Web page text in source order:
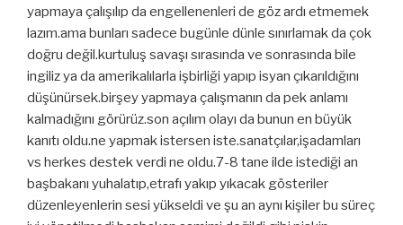
yapmaya çalışılıp da engellenenleri de göz ardı etmemek
lazım.ama bunları sadece bugünle dünle sınırlamak da çok
doğru değil.kurtuluş savaşı sırasında ve sonrasında bile
ingiliz ya da amerikalılarla işbirliği yapıp isyan çıkarıldığını
düşünürsek.birşey yapmaya çalışmanın da pek anlamı
kalmadığını görürüz.son açılım olayı da bunun en büyük
kanıtı oldu.ne yapmak istersen iste.sanatçılar,işadamları
vs herkes destek verdi ne oldu.7-8 tane ilde istediği an
başbakanı yuhalatıp,etrafı yakıp yıkacak gösteriler
düzenleyenlerin sesi yükseldi ve şu an aynı kişiler bu süreç